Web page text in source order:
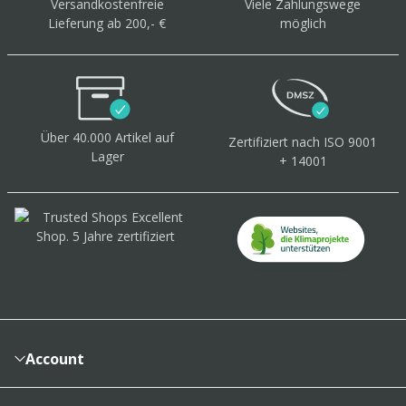
Versandkostenfreie
Lieferung ab 200,- €
Viele Zahlungswege
möglich
Über 40.000 Artikel auf
Lager
Zertifiziert nach ISO 9001
+ 14001
Account
Konto